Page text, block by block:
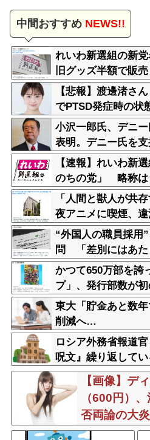
中間おすすめNEWS!!
れいわ新選組の新
旧グッズ半額で販
惑【悲報】渡邊渚さ
でPTSD発症時の状
小沢一郎氏、デニ
表明。デニー氏を
【速報】れいわ新
のちの党」 略称は
「人間と獣人が共
夜アニメに喫煙、
も…視聴者批判で
“外国人の職員採用
問 「差別にはあた
る方針を決定 三重
かつて650万部を誇
プ」、発行部数が
東大「貯金あと数
削減へ…
ロシア外務省報道
呪文』繰り返して
【画像】デ
（600円）
否両論の大
w w w w w